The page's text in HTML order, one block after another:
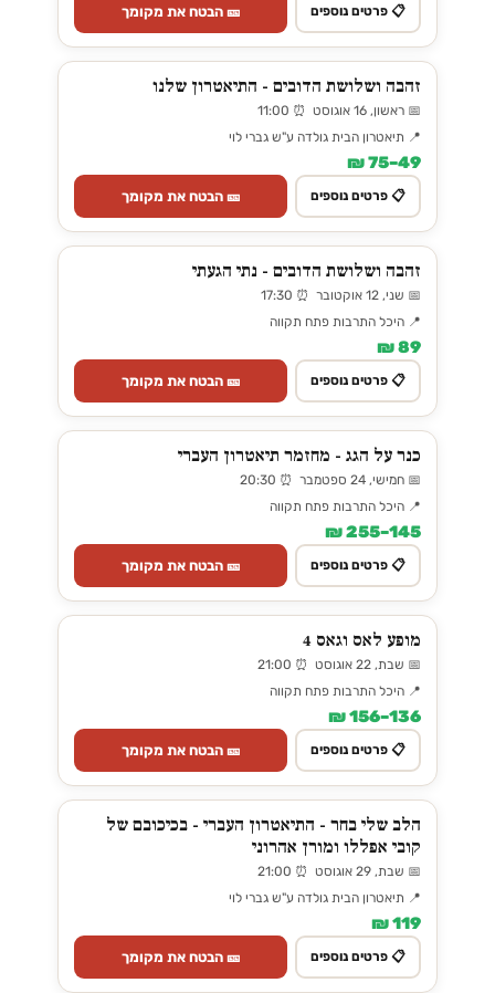
📋 פרטים נוספים 🎫 הבטח את מקומך
זהבה ושלושת הדובים - התיאטרון שלנו
📅 ראשון, 16 אוגוסט ⏰ 11:00
📍 תיאטרון הבית גולדה ע"ש גברי לוי
49–75 ₪
📋 פרטים נוספים 🎫 הבטח את מקומך
זהבה ושלושת הדובים - נתי הגעתי
📅 שני, 12 אוקטובר ⏰ 17:30
📍 היכל התרבות פתח תקווה
89 ₪
📋 פרטים נוספים 🎫 הבטח את מקומך
כנר על הגג - מחזמר תיאטרון העברי
📅 חמישי, 24 ספטמבר ⏰ 20:30
📍 היכל התרבות פתח תקווה
145–255 ₪
📋 פרטים נוספים 🎫 הבטח את מקומך
מופע לאס וגאס 4
📅 שבת, 22 אוגוסט ⏰ 21:00
📍 היכל התרבות פתח תקווה
136–156 ₪
📋 פרטים נוספים 🎫 הבטח את מקומך
הלב שלי בחר - התיאטרון העברי - בכיכובם של
קובי אפללו ומורן אהרוני
📅 שבת, 29 אוגוסט ⏰ 21:00
📍 תיאטרון הבית גולדה ע"ש גברי לוי
119 ₪
📋 פרטים נוספים 🎫 הבטח את מקומך